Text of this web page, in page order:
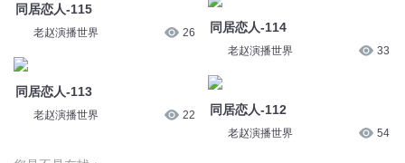
同居恋人-115
老赵演播世界 26
同居恋人-113
老赵演播世界 22
同居恋人-114
老赵演播世界 33
同居恋人-112
老赵演播世界 54